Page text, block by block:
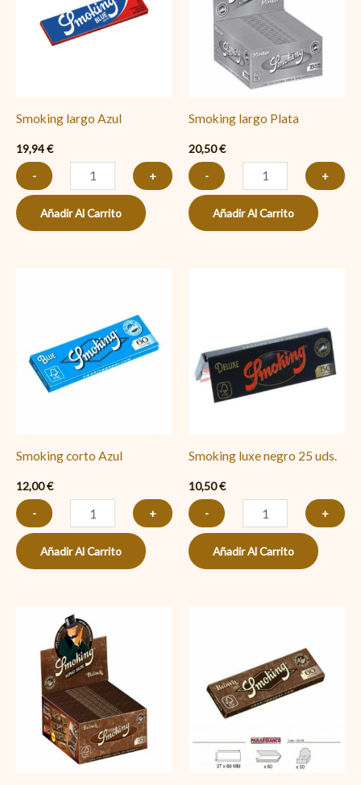
Smoking largo Azul
19,94€
-
cantidad
+
Añadir Al Carrito
Smoking largo Plata
20,50€
-
cantidad
+
Añadir Al Carrito
Smoking corto Azul
12,00€
-
cantidad
+
Añadir Al Carrito
Smoking luxe negro 25 uds.
10,50€
-
25
uds.
cantidad
+
Añadir Al Carrito
Smoking
largo
Brown
cantidad
Brown
cantidad